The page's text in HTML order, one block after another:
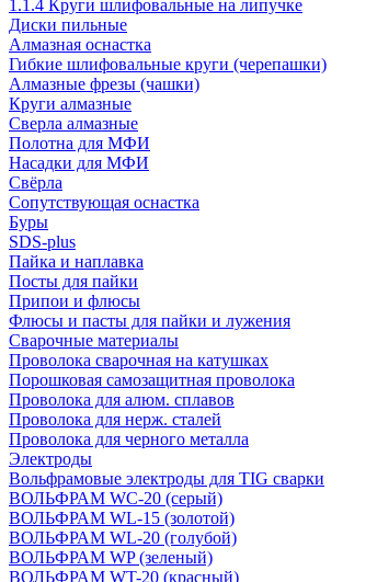
1.1.4 Круги шлифовальные на липучке
Диски пильные
Алмазная оснастка
Гибкие шлифовальные круги (черепашки)
Алмазные фрезы (чашки)
Круги алмазные
Сверла алмазные
Полотна для МФИ
Насадки для МФИ
Свёрла
Сопутствующая оснастка
Буры
SDS-plus
Пайка и наплавка
Посты для пайки
Припои и флюсы
Флюсы и пасты для пайки и лужения
Сварочные материалы
Проволока сварочная на катушках
Порошковая самозащитная проволока
Проволока для алюм. сплавов
Проволока для нерж. сталей
Проволока для черного металла
Электроды
Вольфрамовые электроды для TIG сварки
ВОЛЬФРАМ WC-20 (серый)
ВОЛЬФРАМ WL-15 (золотой)
ВОЛЬФРАМ WL-20 (голубой)
ВОЛЬФРАМ WP (зеленый)
ВОЛЬФРАМ WT-20 (красный)